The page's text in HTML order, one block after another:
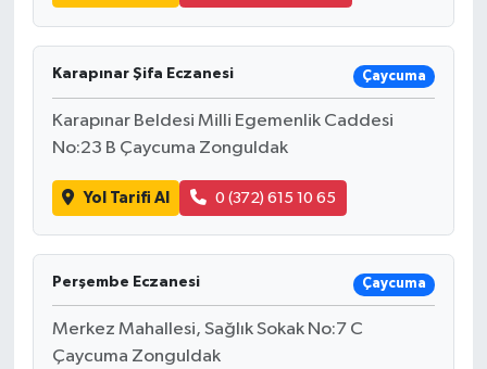
Karapınar Şifa Eczanesi Çaycuma
Karapınar Beldesi Milli Egemenlik Caddesi
No:23 B Çaycuma Zonguldak
Yol Tarifi Al 0 (372) 615 10 65
Perşembe Eczanesi Çaycuma
Merkez Mahallesi, Sağlık Sokak No:7 C
Çaycuma Zonguldak